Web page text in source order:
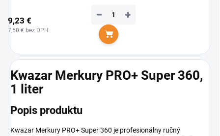
9,23 €
7,50 € bez DPH
+
−
Do košíka
Kwazar Merkury PRO+ Super 360,
1 liter
Popis produktu
Kwazar Merkury PRO+ Super 360 je profesionálny ručný